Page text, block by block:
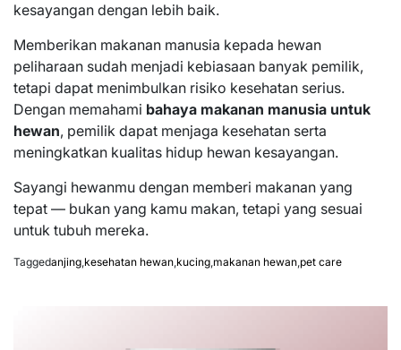
kesayangan dengan lebih baik.
Memberikan makanan manusia kepada hewan
peliharaan sudah menjadi kebiasaan banyak pemilik,
tetapi dapat menimbulkan risiko kesehatan serius.
Dengan memahami bahaya makanan manusia untuk
hewan, pemilik dapat menjaga kesehatan serta
meningkatkan kualitas hidup hewan kesayangan.
Sayangi hewanmu dengan memberi makanan yang
tepat — bukan yang kamu makan, tetapi yang sesuai
untuk tubuh mereka.
Taggedanjing,kesehatan hewan,kucing,makanan hewan,pet care